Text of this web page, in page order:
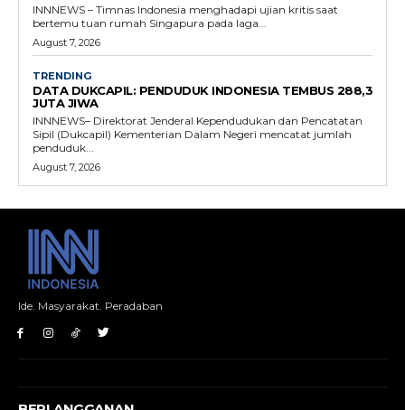
INNNEWS – Timnas Indonesia menghadapi ujian kritis saat
bertemu tuan rumah Singapura pada laga...
August 7, 2026
TRENDING
DATA DUKCAPIL: PENDUDUK INDONESIA TEMBUS 288,3
JUTA JIWA
INNNEWS– Direktorat Jenderal Kependudukan dan Pencatatan
Sipil (Dukcapil) Kementerian Dalam Negeri mencatat jumlah
penduduk...
August 7, 2026
Ide. Masyarakat. Peradaban